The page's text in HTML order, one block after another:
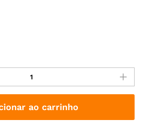
ao carrinho